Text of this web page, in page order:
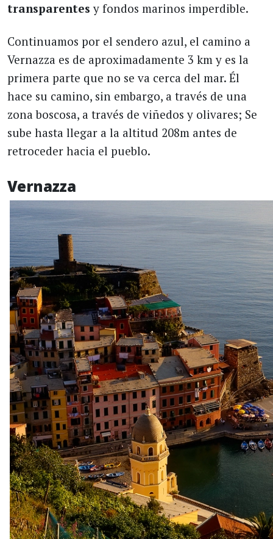
transparentes y fondos marinos imperdible.
Continuamos por el sendero azul, el camino a
Vernazza es de aproximadamente 3 km y es la
primera parte que no se va cerca del mar. Él
hace su camino, sin embargo, a través de una
zona boscosa, a través de viñedos y olivares; Se
sube hasta llegar a la altitud 208m antes de
retroceder hacia el pueblo.
Vernazza